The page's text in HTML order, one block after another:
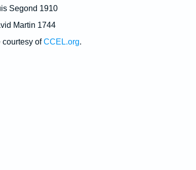
Segond 1910
Martin 1744
courtesy ofCCEL.org.